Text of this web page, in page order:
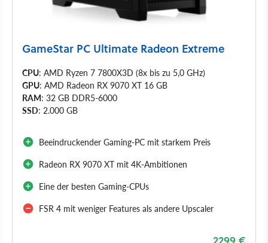
GameStar PC Ultimate Radeon Extreme
CPU: AMD Ryzen 7 7800X3D (8x bis zu 5,0 GHz)
GPU: AMD Radeon RX 9070 XT 16 GB
RAM: 32 GB DDR5-6000
SSD: 2.000 GB
Beeindruckender Gaming-PC mit starkem Preis
Radeon RX 9070 XT mit 4K-Ambitionen
Eine der besten Gaming-CPUs
FSR 4 mit weniger Features als andere Upscaler